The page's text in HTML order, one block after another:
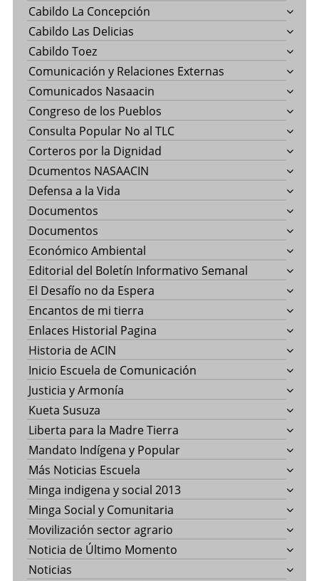
Cabildo La Concepción
Cabildo Las Delicias
Cabildo Toez
Comunicación y Relaciones Externas
Comunicados Nasaacin
Congreso de los Pueblos
Consulta Popular No al TLC
Corteros por la Dignidad
Dcumentos NASAACIN
Defensa a la Vida
Documentos
Documentos
Económico Ambiental
Editorial del Boletín Informativo Semanal
El Desafío no da Espera
Encantos de mi tierra
Enlaces Historial Pagina
Historia de ACIN
Inicio Escuela de Comunicación
Justicia y Armonía
Kueta Susuza
Liberta para la Madre Tierra
Mandato Indígena y Popular
Más Noticias Escuela
Minga indigena y social 2013
Minga Social y Comunitaria
Movilización sector agrario
Noticia de Último Momento
Noticias